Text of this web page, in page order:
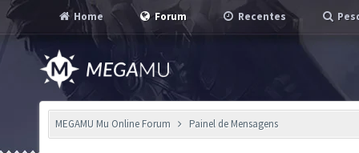
Home Forum Recentes
MEGAMU Mu Online Forum Painel de Mensagens